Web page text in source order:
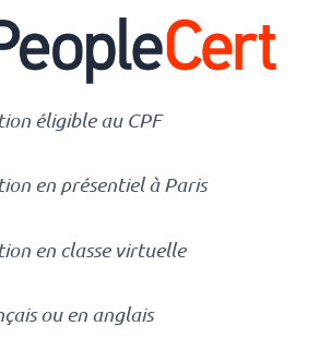
éligible au CPF
en présentiel à Paris
en classe virtuelle
ou en anglais